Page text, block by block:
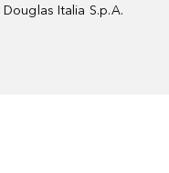
Douglas Italia S.p.A.